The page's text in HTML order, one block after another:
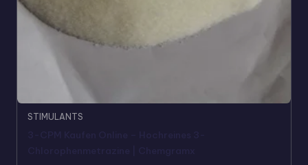
STIMULANTS